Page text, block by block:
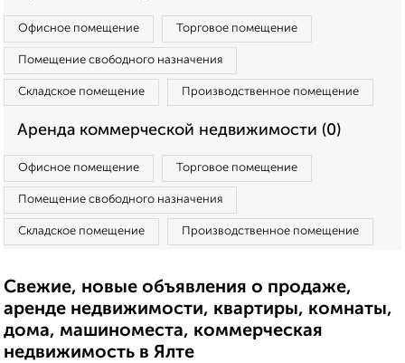
Офисное помещение Торговое помещение
Помещение свободного назначения
Складское помещение Производственное помещение
Аренда коммерческой недвижимости (0)
Офисное помещение Торговое помещение
Помещение свободного назначения
Складское помещение Производственное помещение
Свежие, новые объявления о продаже,
аренде недвижимости, квартиры, комнаты,
дома, машиноместа, коммерческая
недвижимость в Ялте